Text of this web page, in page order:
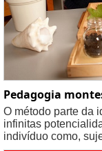
Pedagogia
O método parte da
infinitas
indivíduo como,